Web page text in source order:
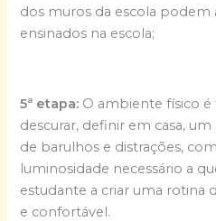
dos muros da escola podem
ensinados na escola;
5ª etapa: O ambiente físico
descurar, definir em casa,
de barulhos e distrações,
luminosidade necessário a
estudante a criar uma rotina
e confortável.